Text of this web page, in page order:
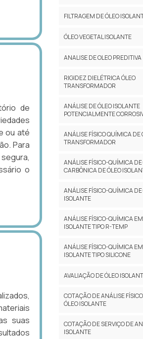
de
ou até
Para
o
suas
FILTRAGEM DE ÓLEO
ÓLEO VEGETAL ISOLANTE
ANALISE DE OLEO PREDITIVA
RIGIDEZ DIELÉTRICA ÓLEO
TRANSFORMADOR
ANÁLISE DE ÓLEO ISOLANTE
POTENCIALMENTE
ANÁLISE FÍSICO QUÍMICA DE
TRANSFORMADOR
ANÁLISE FÍSICO-QUÍMICA
CARBÔNICA DE ÓLEO
ANÁLISE FÍSICO-QUÍMICA DE
ISOLANTE
ANÁLISE FÍSICO-QUÍMICA
ISOLANTE TIPO R-TEMP
ANÁLISE FÍSICO-QUÍMICA
ISOLANTE TIPO SILICONE
AVALIAÇÃO DE ÓLEO
COTAÇÃO DE ANÁLISE
ÓLEO ISOLANTE
COTAÇÃO DE SERVIÇO DE
ISOLANTE